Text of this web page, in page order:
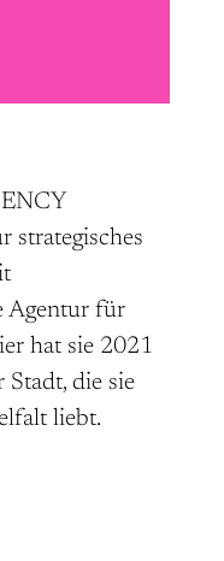
strategisches
Agentur für
hat sie 2021
Stadt, die sie
liebt.